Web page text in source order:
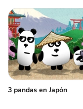
3 pandas en Japón